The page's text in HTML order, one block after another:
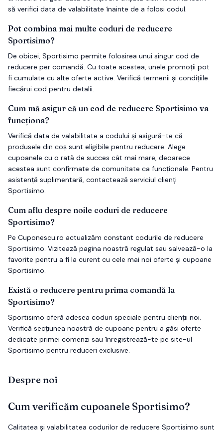
să verifici data de valabilitate înainte de a folosi codul.
Pot combina mai multe coduri de reducere
Sportisimo?
De obicei, Sportisimo permite folosirea unui singur cod de
reducere per comandă. Cu toate acestea, unele promoții pot
fi cumulate cu alte oferte active. Verifică termenii și condițiile
fiecărui cod pentru detalii.
Cum mă asigur că un cod de reducere Sportisimo va
funcționa?
Verifică data de valabilitate a codului și asigură-te că
produsele din coș sunt eligibile pentru reducere. Alege
cupoanele cu o rată de succes cât mai mare, deoarece
acestea sunt confirmate de comunitate ca funcționale. Pentru
asistență suplimentară, contactează serviciul clienți
Sportisimo.
Cum aflu despre noile coduri de reducere
Sportisimo?
Pe Cuponescu.ro actualizăm constant codurile de reducere
Sportisimo. Vizitează pagina noastră regulat sau salvează-o la
favorite pentru a fi la curent cu cele mai noi oferte și cupoane
Sportisimo.
Există o reducere pentru prima comandă la
Sportisimo?
Sportisimo oferă adesea coduri speciale pentru clienții noi.
Verifică secțiunea noastră de cupoane pentru a găsi oferte
dedicate primei comenzi sau înregistrează-te pe site-ul
Sportisimo pentru reduceri exclusive.
Despre noi
Cum verificăm cupoanele Sportisimo?
Calitatea și valabilitatea codurilor de reducere Sportisimo sunt